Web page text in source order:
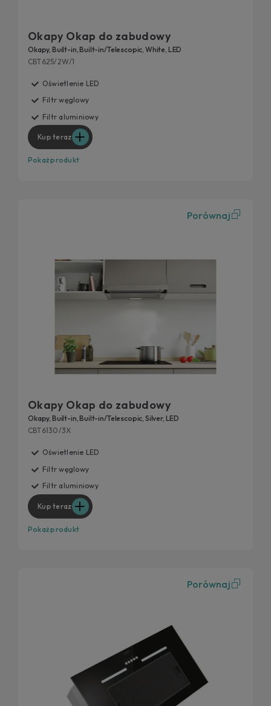
Okapy Okap do zabudowy
Okapy, Built-in, Built-in/Telescopic, White, LED
CBT625/2W/1
Oświetlenie LED
Filtr węglowy
Filtr aluminiowy
Kup teraz
Pokaż produkt
Porównaj
Okapy Okap do zabudowy
Okapy, Built-in, Built-in/Telescopic, Silver, LED
CBT6130/3X
Oświetlenie LED
Filtr węglowy
Filtr aluminiowy
Kup teraz
Pokaż produkt
Porównaj